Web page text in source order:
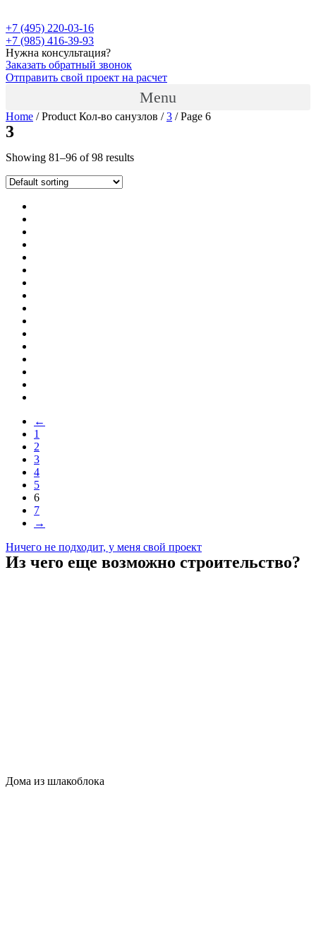
+7 (495) 220-03-16
+7 (985) 416-39-93
Нужна консультация?
Заказать обратный звонок
Отправить свой проект на расчет
Menu
Home / Product Кол-во санузлов /3 / Page 6
3
Showing 81–96 of 98 results
←
1
2
3
4
5
6
7
→
Ничего не подходит, у меня свой проект
Из чего еще возможно строительство?
Дома из шлакоблока